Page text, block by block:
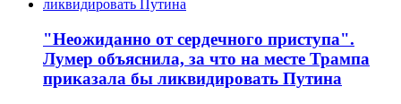
"Неожиданно от сердечного приступа".
Лумер объяснила, за что на месте Трампа
приказала бы ликвидировать Путина